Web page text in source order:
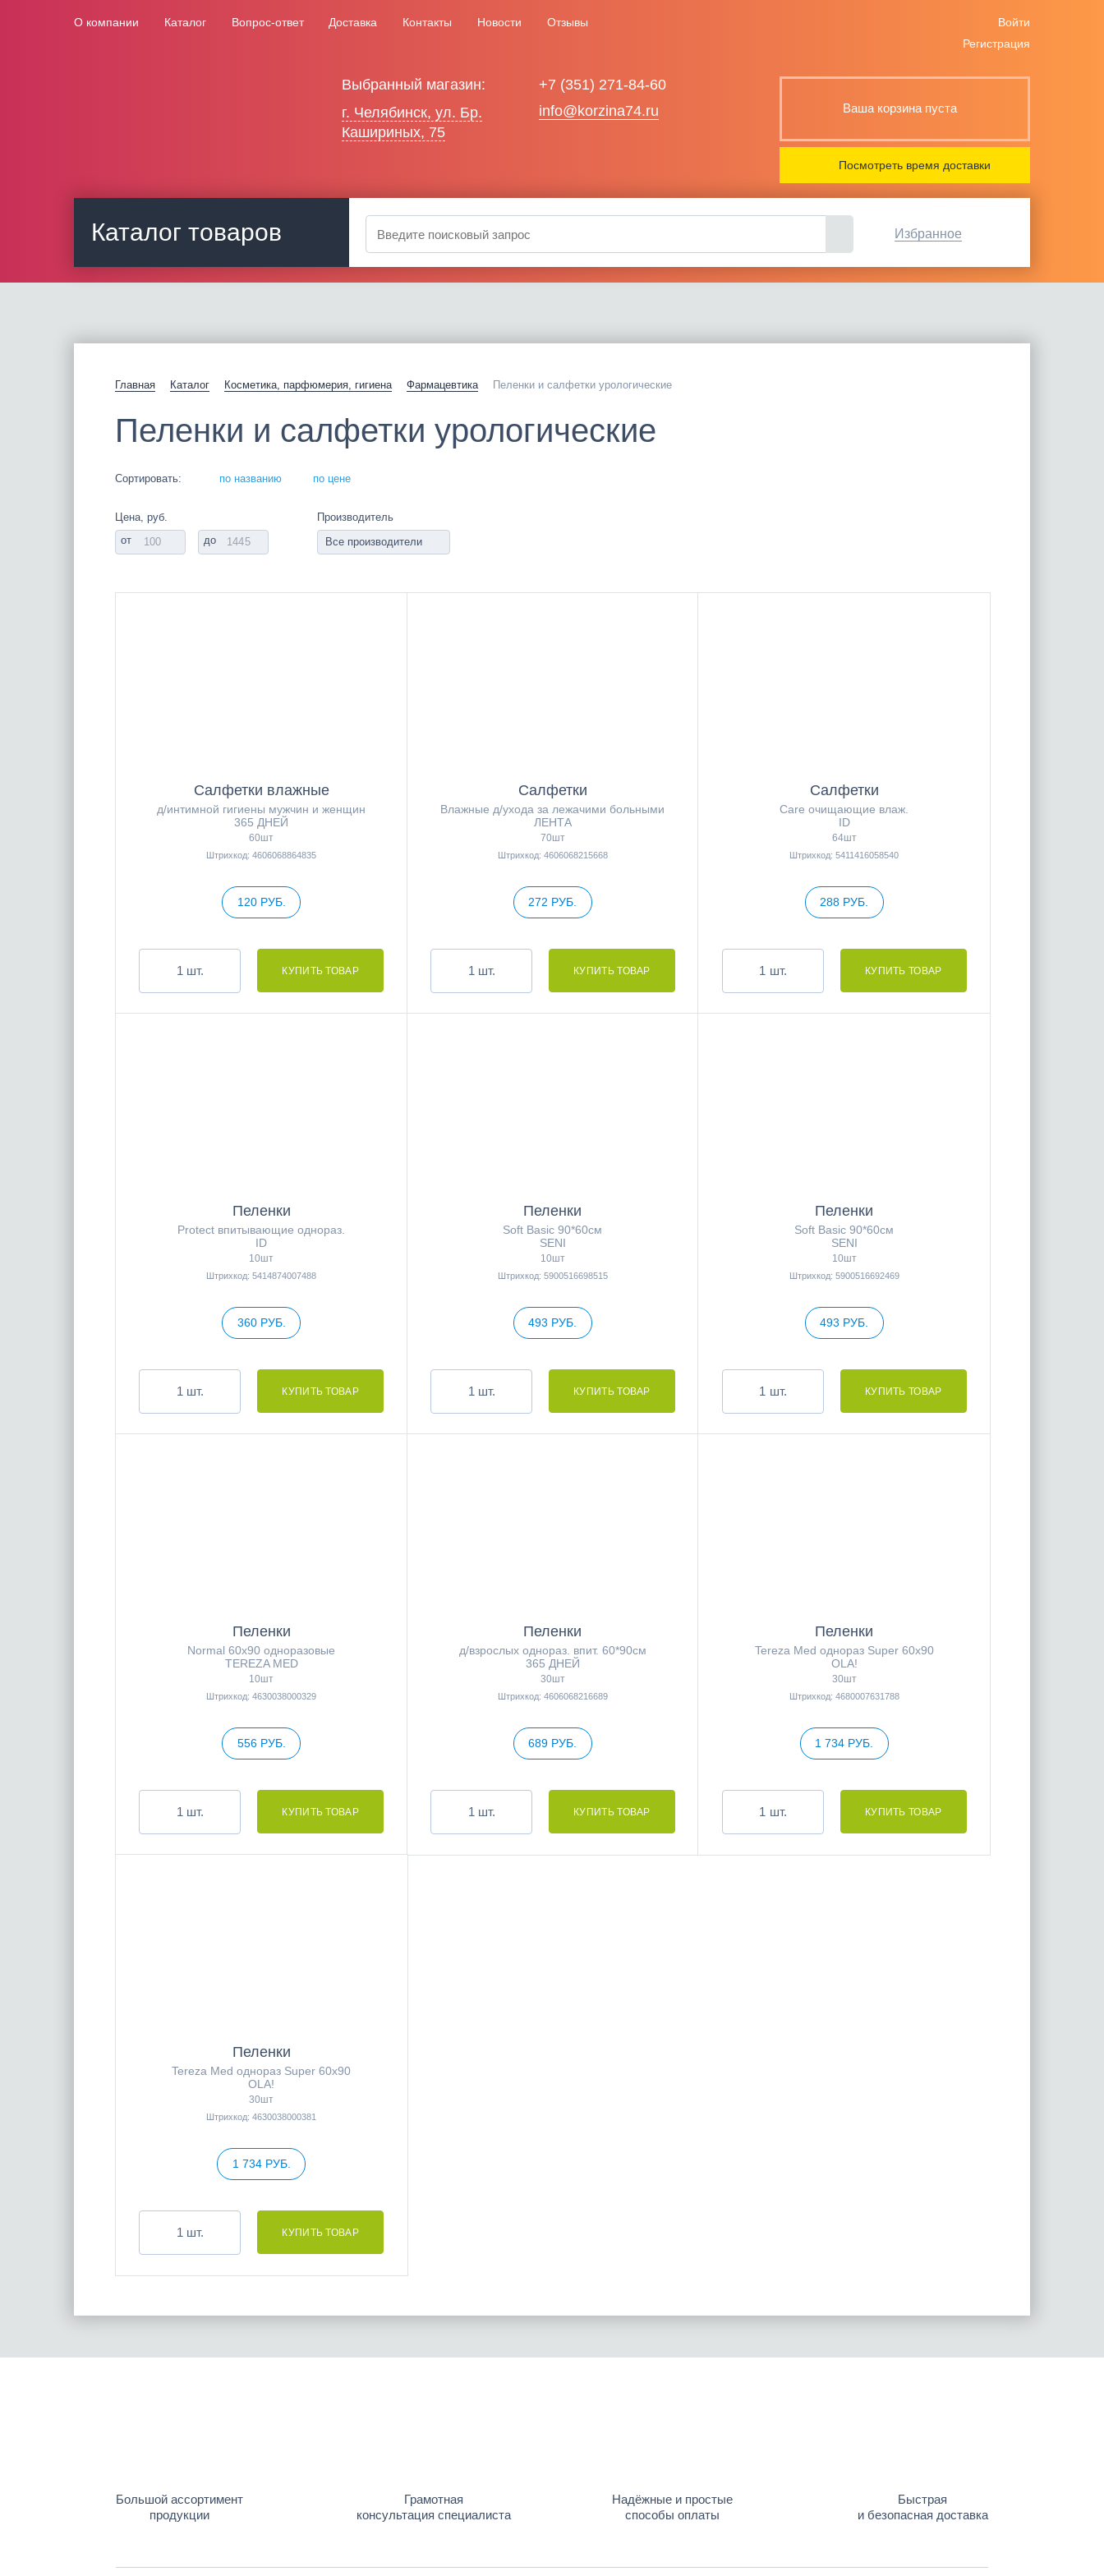
О компании Каталог Вопрос-ответ Доставка Контакты Новости Отзывы
Войти
Регистрация
Выбранный магазин:
г. Челябинск, ул. Бр.
Кашириных, 75
+7 (351) 271-84-60
info@korzina74.ru
Ваша корзина пуста
Посмотреть время доставки
Каталог товаров Избранное
Главная Каталог Косметика, парфюмерия, гигиена Фармацевтика Пеленки и салфетки урологические
Пеленки и салфетки урологические
Сортировать: по названию по цене
Цена, руб.
от
до
Производитель
Все производители
Салфетки влажные
д/интимной гигиены мужчин и женщин
365 ДНЕЙ
60шт
Штрихкод: 4606068864835
120 РУБ.
шт.
Салфетки
Влажные д/ухода за лежачими больными
ЛЕНТА
70шт
Штрихкод: 4606068215668
272 РУБ.
шт.
Салфетки
Care очищающие влаж.
ID
64шт
Штрихкод: 5411416058540
288 РУБ.
шт.
Пеленки
Protect впитывающие однораз.
ID
10шт
Штрихкод: 5414874007488
360 РУБ.
шт.
Пеленки
Soft Basic 90*60см
SENI
10шт
Штрихкод: 5900516698515
493 РУБ.
шт.
Пеленки
Soft Basic 90*60см
SENI
10шт
Штрихкод: 5900516692469
493 РУБ.
шт.
Пеленки
Normal 60x90 одноразовые
TEREZA MED
10шт
Штрихкод: 4630038000329
556 РУБ.
шт.
Пеленки
д/взрослых однораз. впит. 60*90см
365 ДНЕЙ
30шт
Штрихкод: 4606068216689
689 РУБ.
шт.
Пеленки
Tereza Med однораз Super 60x90
OLA!
30шт
Штрихкод: 4680007631788
1 734 РУБ.
шт.
Пеленки
Tereza Med однораз Super 60x90
OLA!
30шт
Штрихкод: 4630038000381
1 734 РУБ.
шт.
Большой ассортимент
продукции
Грамотная
консультация специалиста
Надёжные и простые
способы оплаты
Быстрая
и безопасная доставка